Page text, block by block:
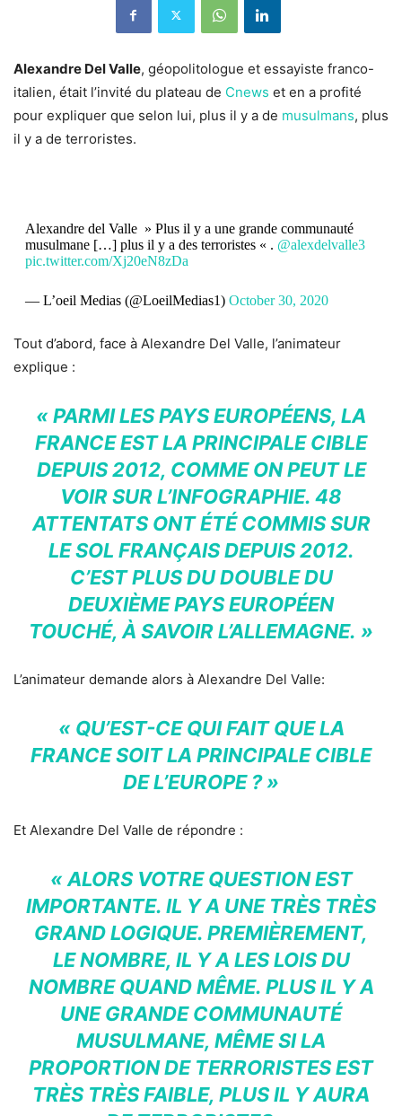
Alexandre Del Valle, géopolitologue et essayiste franco-
italien, était l’invité du plateau de Cnews et en a profité
pour expliquer que selon lui, plus il y a de musulmans, plus
il y a de terroristes.
Alexandre del Valle » Plus il y a une grande communauté
musulmane […] plus il y a des terroristes « . @alexdelvalle3
pic.twitter.com/Xj20eN8zDa
— L’oeil Medias (@LoeilMedias1) October 30, 2020
Tout d’abord, face à Alexandre Del Valle, l’animateur
explique :
« PARMI LES PAYS EUROPÉENS, LA
FRANCE EST LA PRINCIPALE CIBLE
DEPUIS 2012, COMME ON PEUT LE
VOIR SUR L’INFOGRAPHIE. 48
ATTENTATS ONT ÉTÉ COMMIS SUR
LE SOL FRANÇAIS DEPUIS 2012.
C’EST PLUS DU DOUBLE DU
DEUXIÈME PAYS EUROPÉEN
TOUCHÉ, À SAVOIR L’ALLEMAGNE. »
L’animateur demande alors à Alexandre Del Valle:
« QU’EST-CE QUI FAIT QUE LA
FRANCE SOIT LA PRINCIPALE CIBLE
DE L’EUROPE ? »
Et Alexandre Del Valle de répondre :
« ALORS VOTRE QUESTION EST
IMPORTANTE. IL Y A UNE TRÈS TRÈS
GRAND LOGIQUE. PREMIÈREMENT,
LE NOMBRE, IL Y A LES LOIS DU
NOMBRE QUAND MÊME. PLUS IL Y A
UNE GRANDE COMMUNAUTÉ
MUSULMANE, MÊME SI LA
PROPORTION DE TERRORISTES EST
TRÈS TRÈS FAIBLE, PLUS IL Y AURA